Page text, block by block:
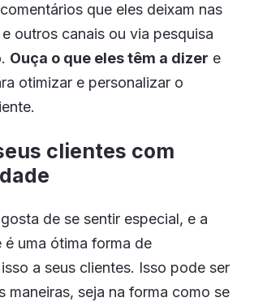
que eles deixam nas
outros canais ou via pesquisa
Ouça o que eles têm a dizer e
otimizar e personalizar o
clientes com
de se sentir especial, e a
é uma ótima forma de
a seus clientes. Isso pode ser
maneiras, seja na forma como se